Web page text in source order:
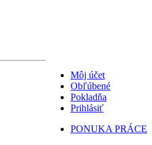
Môj účet
Obľúbené
Pokladňa
Prihlásiť
PONUKA PRÁCE